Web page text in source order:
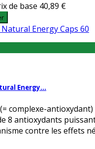
de base 40,89 €
Energy...
(= complexe-
8 antioxydants
contre les effets